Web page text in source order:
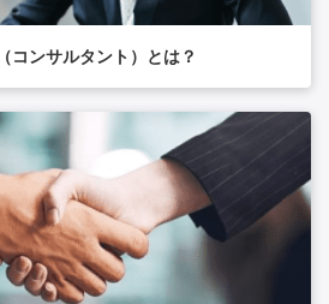
コンサルタント）とは？